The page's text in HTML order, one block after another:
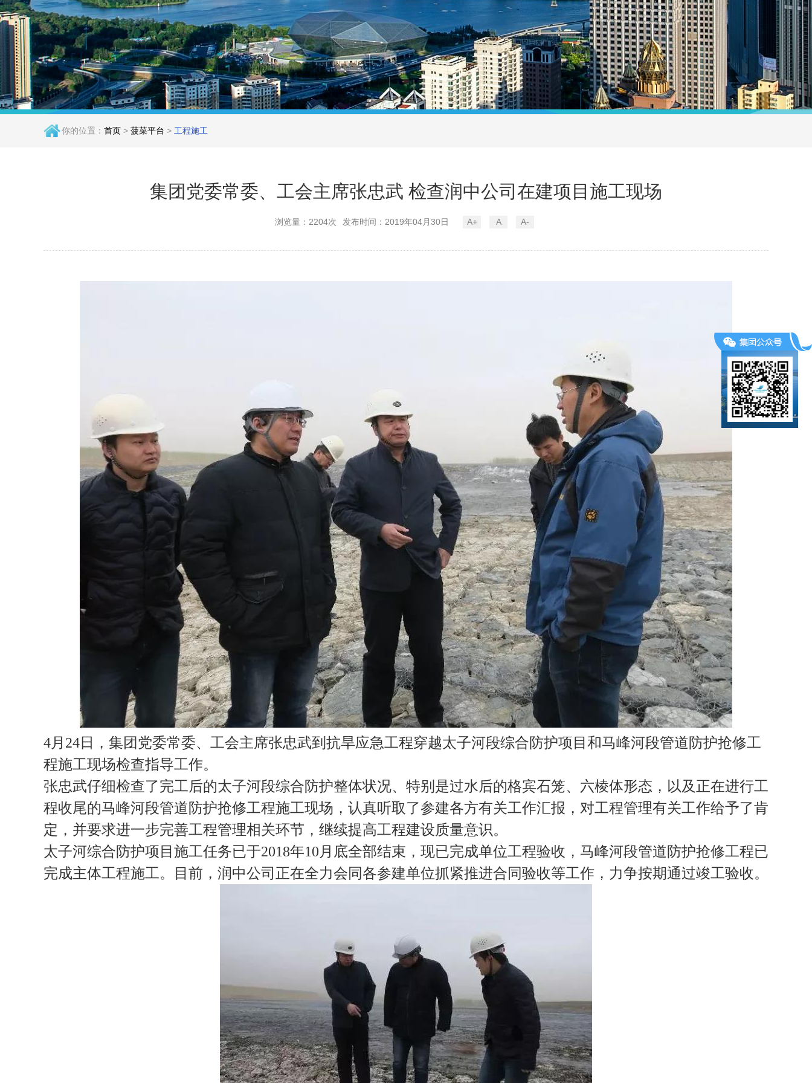
你的位置： 首页 > 菠菜平台 > 工程施工
集团党委常委、工会主席张忠武 检查润中公司在建项目施工现场
浏览量：2204次 发布时间：2019年04月30日 A+ A A-
4月24日，集团党委常委、工会主席张忠武到抗旱应急工程穿越太子河段综合防护项目和马峰河段管道防护抢修工
程施工现场检查指导工作。
张忠武仔细检查了完工后的太子河段综合防护整体状况、特别是过水后的格宾石笼、六棱体形态，以及正在进行工
程收尾的马峰河段管道防护抢修工程施工现场，认真听取了参建各方有关工作汇报，对工程管理有关工作给予了肯
定，并要求进一步完善工程管理相关环节，继续提高工程建设质量意识。
太子河综合防护项目施工任务已于2018年10月底全部结束，现已完成单位工程验收，马峰河段管道防护抢修工程已
完成主体工程施工。目前，润中公司正在全力会同各参建单位抓紧推进合同验收等工作，力争按期通过竣工验收。